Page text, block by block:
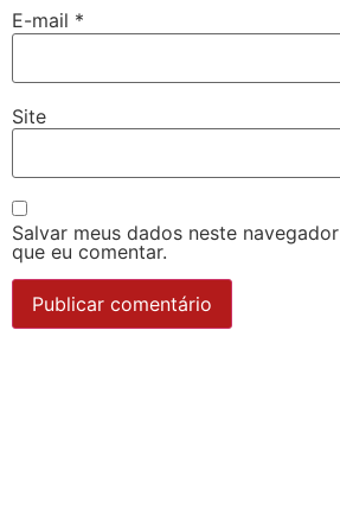
E-mail *
Site
Salvar meus dados neste
que eu comentar.